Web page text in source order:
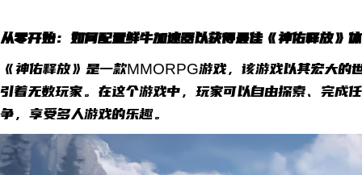
从零开始：如何配置鲜牛加速器以获得最佳《神佑释放》
《神佑释放》是一款MMORPG游戏，该游戏以其宏大的
引着无数玩家。在这个游戏中，玩家可以自由探索、完成
争，享受多人游戏的乐趣。